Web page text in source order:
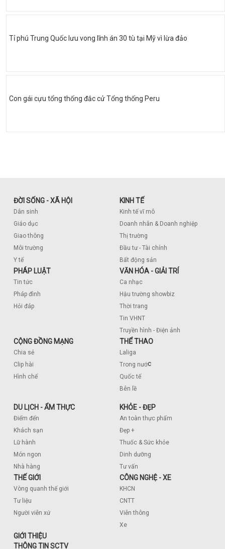
Tỉ phú Trung Quốc lưu vong lĩnh án 30 tù tại Mỹ vì lừa đảo
Con gái cựu tổng thống đắc cử Tổng thống Peru
ĐỜI SỐNG - XÃ HỘI
Dân sinh
Giáo dục
Giao thông
Môi trường
Y tế
KINH TẾ
Kinh tế vĩ mô
Doanh nhân & Doanh nghiệp
Thị trường
Đầu tư - Tài chính
Bất động sản
PHÁP LUẬT
Tin tức
Pháp đình
Hỏi đáp
VĂN HÓA - GIẢI TRÍ
Ca nhạc
Hậu trường showbiz
Thời trang
Tin VHNT
Truyền hình - Điện ảnh
CỘNG ĐỒNG MẠNG
Chia sẻ
Clip hài
Hình chế
THỂ THAO
Laliga
Trong nước
Quốc tế
Bên lề
DU LỊCH - ẨM THỰC
Điểm đến
Khách sạn
Lữ hành
Món ngon
Nhà hàng
KHỎE - ĐẸP
An toàn thực phẩm
Đẹp +
Thuốc & Sức khỏe
Dinh dưỡng
Tư vấn
THẾ GIỚI
Vòng quanh thế giới
Tư liệu
Người viễn xứ
CÔNG NGHỆ - XE
KHCN
CNTT
Viễn thông
Xe
GIỚI THIỆU
THÔNG TIN SCTV